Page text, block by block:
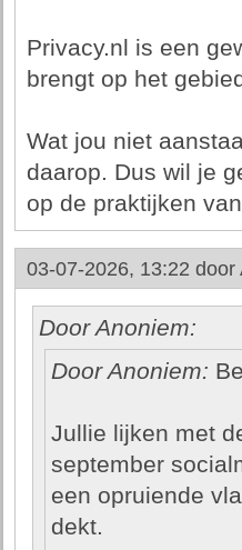
Privacy.nl is een
brengt op het
Wat jou niet
daarop. Dus wil je
op de praktijken
03-07-2026, 13:22 door
Door Anoniem:
Door Anoniem:
Jullie lijken met
september
een opruiende
dekt.